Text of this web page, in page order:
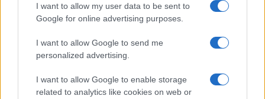
I want to allow my user data to be sent to
Google for online advertising purposes.
I want to allow Google to send me
personalized advertising.
I want to allow Google to enable storage
related to analytics like cookies on web or
e rimettono capitale
Linda Pellegrini · 7 Lug 2026